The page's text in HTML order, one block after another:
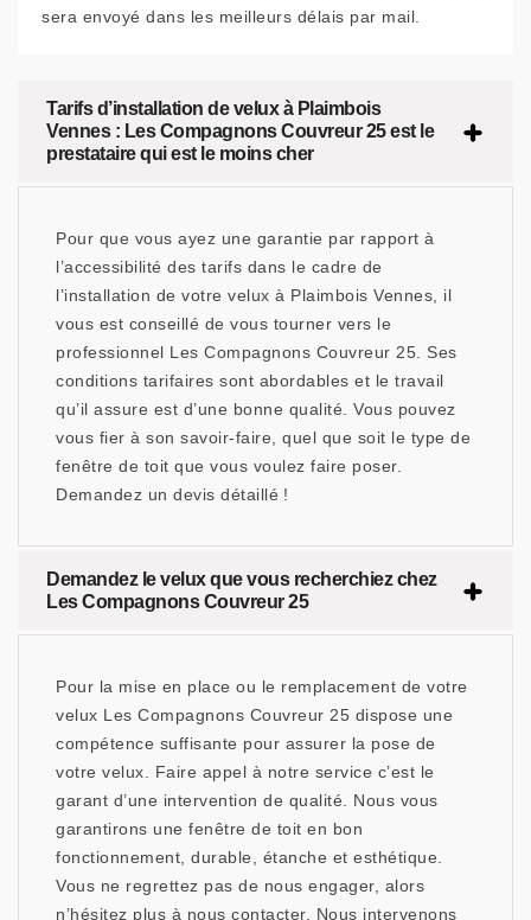
sera envoyé dans les meilleurs délais par mail.
Tarifs d’installation de velux à Plaimbois
Vennes : Les Compagnons Couvreur 25 est le
prestataire qui est le moins cher
Pour que vous ayez une garantie par rapport à
l’accessibilité des tarifs dans le cadre de
l’installation de votre velux à Plaimbois Vennes, il
vous est conseillé de vous tourner vers le
professionnel Les Compagnons Couvreur 25. Ses
conditions tarifaires sont abordables et le travail
qu’il assure est d’une bonne qualité. Vous pouvez
vous fier à son savoir-faire, quel que soit le type de
fenêtre de toit que vous voulez faire poser.
Demandez un devis détaillé !
Demandez le velux que vous recherchiez chez
Les Compagnons Couvreur 25
Pour la mise en place ou le remplacement de votre
velux Les Compagnons Couvreur 25 dispose une
compétence suffisante pour assurer la pose de
votre velux. Faire appel à notre service c’est le
garant d’une intervention de qualité. Nous vous
garantirons une fenêtre de toit en bon
fonctionnement, durable, étanche et esthétique.
Vous ne regrettez pas de nous engager, alors
n’hésitez plus à nous contacter. Nous intervenons